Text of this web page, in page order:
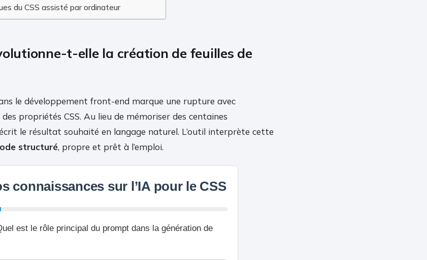
du CSS assisté par ordinateur
t-elle la création de feuilles de
le développement front-end marque une rupture avec
propriétés CSS. Au lieu de mémoriser des centaines
le résultat souhaité en langage naturel. L’outil interprète cette
structuré, propre et prêt à l’emploi.
connaissances sur l’IA pour le CSS
est le rôle principal du prompt dans la génération de